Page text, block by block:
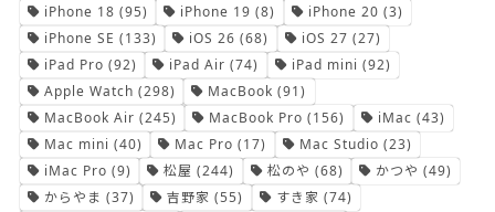
iPhone 18 (95) iPhone 19 (8) iPhone 20 (3)
iPhone SE (133) iOS 26 (68) iOS 27 (27)
iPad Pro (92) iPad Air (74) iPad mini (92)
Apple Watch (298) MacBook (91)
MacBook Air (245) MacBook Pro (156) iMac (43)
Mac mini (40) Mac Pro (17) Mac Studio (23)
iMac Pro (9) 松屋 (244) 松のや (68) かつや (49)
からやま (37) 吉野家 (55) すき家 (74)